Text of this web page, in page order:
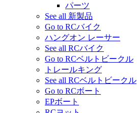
パーツ
See all 新製品
Go to RCバイク
ハングオン レーサー
See all RCバイク
Go to RCベルトビークル
トレールキング
See all RCベルトビークル
Go to RCボート
EPボート